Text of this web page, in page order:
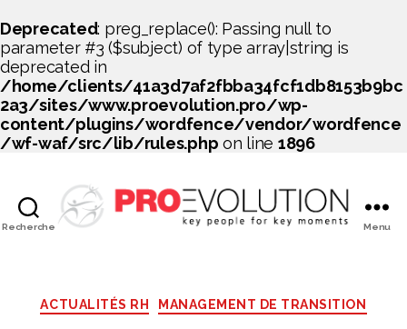
Deprecated: preg_replace(): Passing null to
parameter #3 ($subject) of type array|string is
deprecated in
/home/clients/41a3d7af2fbba34fcf1db8153b9bc
2a3/sites/www.proevolution.pro/wp-
content/plugins/wordfence/vendor/wordfence
/wf-waf/src/lib/rules.php on line 1896
Recherche Menu
Catégories
ACTUALITÉS RH MANAGEMENT DE TRANSITION